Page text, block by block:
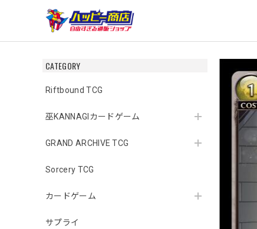
CATEGORY
Riftbound TCG
巫KANNAGIカードゲーム
GRAND ARCHIVE TCG
Sorcery TCG
カードゲーム
サプライ